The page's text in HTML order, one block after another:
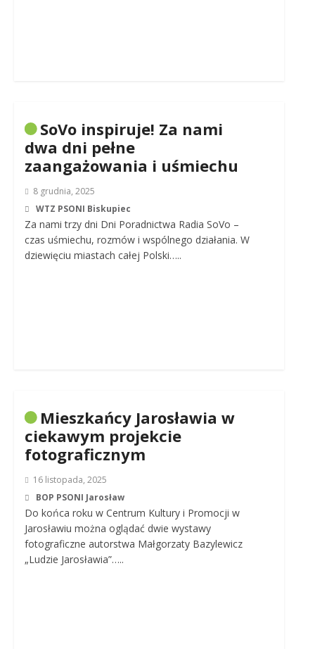
SoVo inspiruje! Za nami
dwa dni pełne
zaangażowania i uśmiechu
8 grudnia, 2025
WTZ PSONI Biskupiec
Za nami trzy dni Dni Poradnictwa Radia SoVo –
czas uśmiechu, rozmów i wspólnego działania. W
dziewięciu miastach całej Polski…..
Mieszkańcy Jarosławia w
ciekawym projekcie
fotograficznym
16 listopada, 2025
BOP PSONI Jarosław
Do końca roku w Centrum Kultury i Promocji w
Jarosławiu można oglądać dwie wystawy
fotograficzne autorstwa Małgorzaty Bazylewicz
„Ludzie Jarosławia”…..